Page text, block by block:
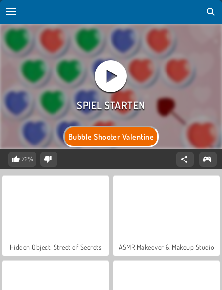
Bubble Shooter Valentine
72%
Hidden Object: Street of Secrets ASMR Makeover & Makeup Studio